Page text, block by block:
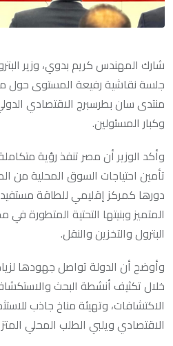
شارك المهندس كريم بدوي، وزير
جلسة نقاشية رفيعة المستوى حول
منتدى سان بطرسبرج الاقتصادي
وكبار المسئولين.
وأكد الوزير أن مصر تنفذ رؤية
تأمين احتياجات السوق المحلية من
دورها كمركز إقليمي للطاقة
المتميز وبنيتها التحتية المتطورة في
البترول والتخزين والنقل.
وأوضح أن الدولة تواصل جهودها
خلال تكثيف أنشطة البحث
الاكتشافات، وتهيئة مناخ جاذب
الاقتصادي ويلبي الطلب المحلي